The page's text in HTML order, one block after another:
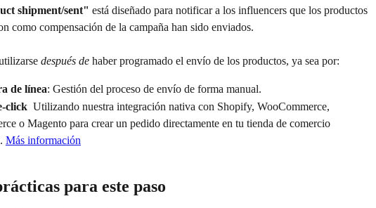
shipment/sent" está diseñado para notificar a los influencers que los productos
como compensación de la campaña han sido enviados.
después de haber programado el envío de los productos, ya sea por:
de línea: Gestión del proceso de envío de forma manual.
click Utilizando nuestra integración nativa con Shopify, WooCommerce,
o Magento para crear un pedido directamente en tu tienda de comercio
Más información
para este paso